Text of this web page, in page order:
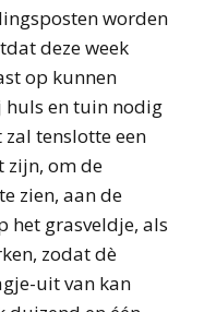
worden
deze week
op kunnen
huls en tuin nodig
tenslotte een
zijn, om de
zien, aan de
het grasveldje, als
zodat dè
uit van kan